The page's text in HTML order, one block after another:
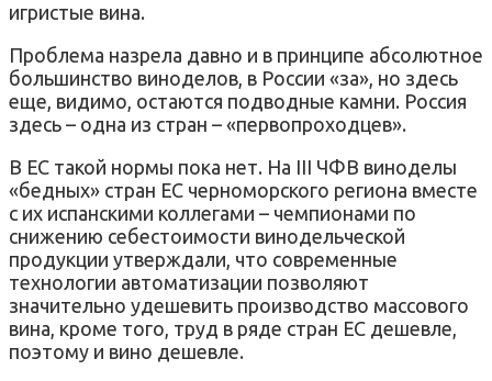
игристые вина.
Проблема назрела давно и в принципе абсолютное
большинство виноделов, в России «за», но здесь
еще, видимо, остаются подводные камни. Россия
здесь – одна из стран – «первопроходцев».
В ЕС такой нормы пока нет. На III ЧФВ виноделы
«бедных» стран ЕС черноморского региона вместе
с их испанскими коллегами – чемпионами по
снижению себестоимости винодельческой
продукции утверждали, что современные
технологии автоматизации позволяют
значительно удешевить производство массового
вина, кроме того, труд в ряде стран ЕС дешевле,
поэтому и вино дешевле.